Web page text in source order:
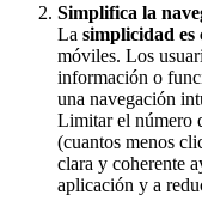
Simplifica la
La simplicidad es
móviles. Los
información o
una navegación
Limitar el número
(cuantos menos
clara y coherente
aplicación y a